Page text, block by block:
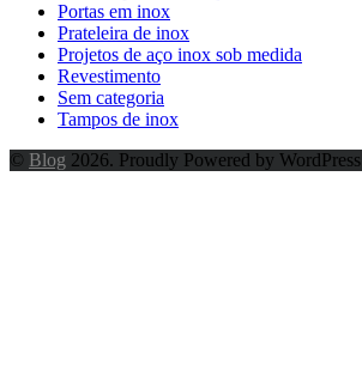
Portas em inox
Prateleira de inox
Projetos de aço inox sob medida
Revestimento
Sem categoria
Tampos de inox
© Blog 2026. Proudly Powered by WordPress